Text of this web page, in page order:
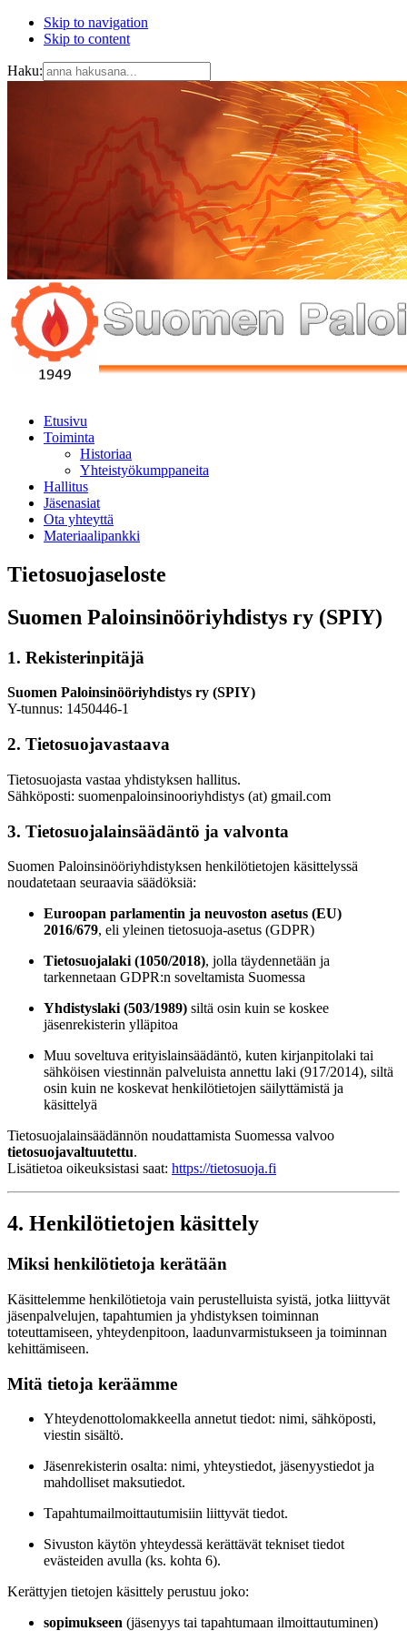
Skip to navigation
Skip to content
Haku:
Etusivu
Toiminta
Historiaa
Yhteistyökumppaneita
Hallitus
Jäsenasiat
Ota yhteyttä
Materiaalipankki
Tietosuojaseloste
Suomen Paloinsinööriyhdistys ry (SPIY)
1. Rekisterinpitäjä
Suomen Paloinsinööriyhdistys ry (SPIY)
Y-tunnus: 1450446-1
2. Tietosuojavastaava
Tietosuojasta vastaa yhdistyksen hallitus.
Sähköposti: suomenpaloinsinooriyhdistys (at) gmail.com
3. Tietosuojalainsäädäntö ja valvonta
Suomen Paloinsinööriyhdistyksen henkilötietojen käsittelyssä
noudatetaan seuraavia säädöksiä:
Euroopan parlamentin ja neuvoston asetus (EU)
2016/679, eli yleinen tietosuoja-asetus (GDPR)
Tietosuojalaki (1050/2018), jolla täydennetään ja
tarkennetaan GDPR:n soveltamista Suomessa
Yhdistyslaki (503/1989) siltä osin kuin se koskee
jäsenrekisterin ylläpitoa
Muu soveltuva erityislainsäädäntö, kuten kirjanpitolaki tai
sähköisen viestinnän palveluista annettu laki (917/2014), siltä
osin kuin ne koskevat henkilötietojen säilyttämistä ja
käsittelyä
Tietosuojalainsäädännön noudattamista Suomessa valvoo
tietosuojavaltuutettu.
Lisätietoa oikeuksistasi saat: https://tietosuoja.fi
4. Henkilötietojen käsittely
Miksi henkilötietoja kerätään
Käsittelemme henkilötietoja vain perustelluista syistä, jotka liittyvät
jäsenpalvelujen, tapahtumien ja yhdistyksen toiminnan
toteuttamiseen, yhteydenpitoon, laadunvarmistukseen ja toiminnan
kehittämiseen.
Mitä tietoja keräämme
Yhteydenottolomakkeella annetut tiedot: nimi, sähköposti,
viestin sisältö.
Jäsenrekisterin osalta: nimi, yhteystiedot, jäsenyystiedot ja
mahdolliset maksutiedot.
Tapahtumailmoittautumisiin liittyvät tiedot.
Sivuston käytön yhteydessä kerättävät tekniset tiedot
evästeiden avulla (ks. kohta 6).
Kerättyjen tietojen käsittely perustuu joko:
sopimukseen (jäsenyys tai tapahtumaan ilmoittautuminen)